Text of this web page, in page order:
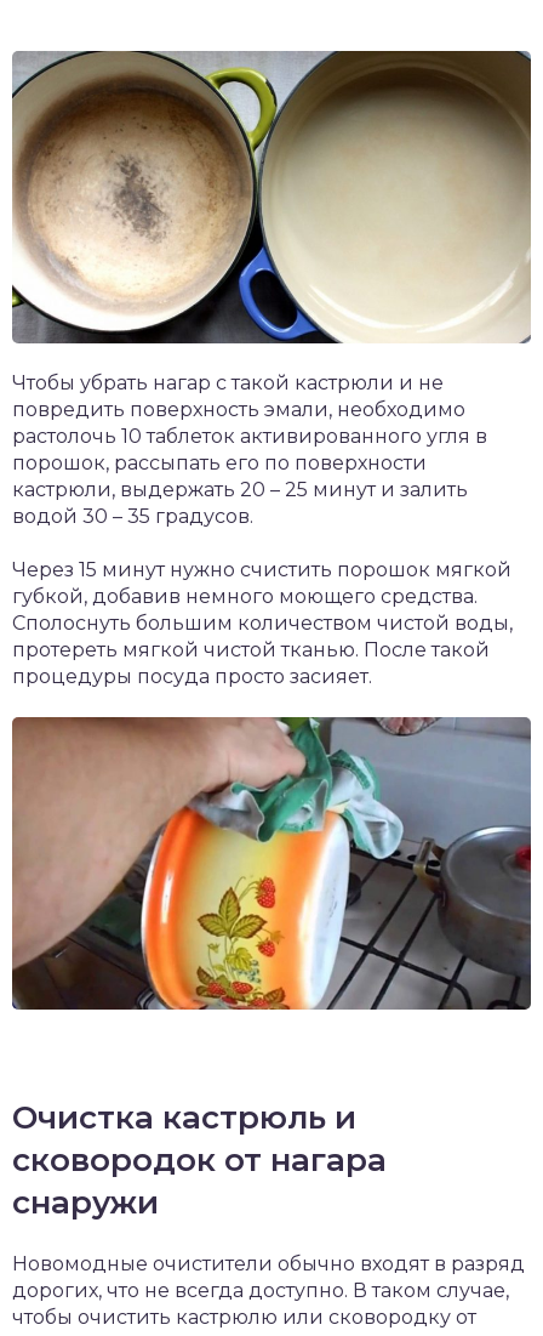
Чтобы убрать нагар с такой кастрюли и не
повредить поверхность эмали, необходимо
растолочь 10 таблеток активированного угля в
порошок, рассыпать его по поверхности
кастрюли, выдержать 20 – 25 минут и залить
водой 30 – 35 градусов.
Через 15 минут нужно счистить порошок мягкой
губкой, добавив немного моющего средства.
Сполоснуть большим количеством чистой воды,
протереть мягкой чистой тканью. После такой
процедуры посуда просто засияет.
Очистка кастрюль и
сковородок от нагара
снаружи
Новомодные очистители обычно входят в разряд
дорогих, что не всегда доступно. В таком случае,
чтобы очистить кастрюлю или сковородку от